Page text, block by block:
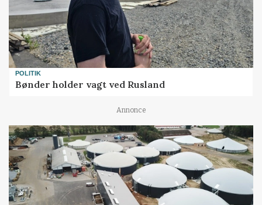
POLITIK
Bønder holder vagt ved Rusland
Annonce